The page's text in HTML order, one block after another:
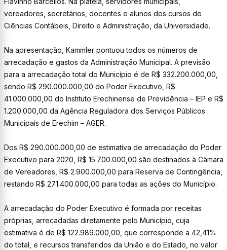
vereadores, secretários, docentes e alunos dos cursos de
Ciências Contábeis, Direito e Administração, da Universidade.
Na apresentação, Kammler pontuou todos os números de
arrecadação e gastos da Administração Municipal. A previsão
para a arrecadação total do Município é de R$ 332.200.000,00,
sendo R$ 290.000.000,00 do Poder Executivo, R$
41.000.000,00 do Instituto Erechinense de Previdência – IEP e R$
1.200.000,00 da Agência Reguladora dos Serviços Públicos
Municipais de Erechim – AGER.
Dos R$ 290.000.000,00 de estimativa de arrecadação do Poder
Executivo para 2020, R$ 15.700.000,00 são destinados à Câmara
de Vereadores, R$ 2.900.000,00 para Reserva de Contingência,
restando R$ 271.400.000,00 para todas as ações do Município.
A arrecadação do Poder Executivo é formada por receitas
próprias, arrecadadas diretamente pelo Município, cuja
estimativa é de R$ 122.989.000,00, que corresponde a 42,41%
do total, e recursos transferidos da União e do Estado, no valor